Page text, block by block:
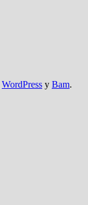
WordPress y Bam.